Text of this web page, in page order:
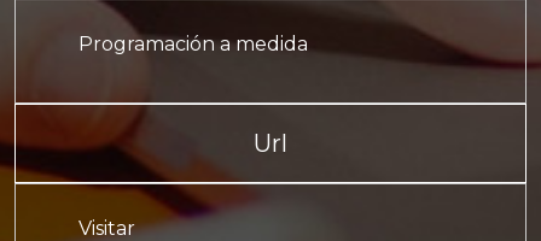
Programación a medida
Url
Visitar